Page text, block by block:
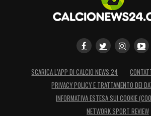
SCARICA L’APP DI CALCIO NEWS 24
PRIVACY POLICY E TRATTAMENTO DEI
INFORMATIVA ESTESA SUI COOKIE
NETWORK SPORT REVIEW